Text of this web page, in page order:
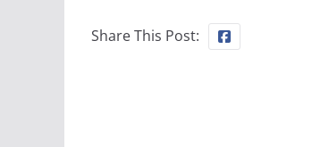
Share This Post: